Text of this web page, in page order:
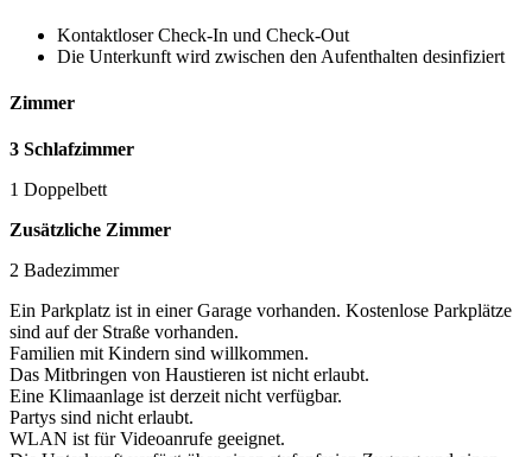
Kontaktloser Check-In und Check-Out
Die Unterkunft wird zwischen den Aufenthalten desinfiziert
Zimmer
3 Schlafzimmer
1 Doppelbett
Zusätzliche Zimmer
2 Badezimmer
Ein Parkplatz ist in einer Garage vorhanden. Kostenlose Parkplätze
sind auf der Straße vorhanden.
Familien mit Kindern sind willkommen.
Das Mitbringen von Haustieren ist nicht erlaubt.
Eine Klimaanlage ist derzeit nicht verfügbar.
Partys sind nicht erlaubt.
WLAN ist für Videoanrufe geeignet.